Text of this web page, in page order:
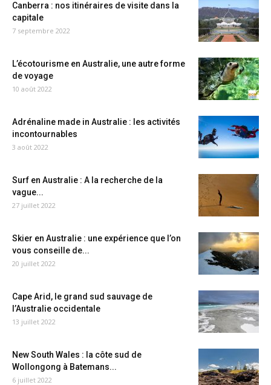
Canberra : nos itinéraires de visite dans la
capitale
7 septembre 2022
L’écotourisme en Australie, une autre forme
de voyage
10 août 2022
Adrénaline made in Australie : les activités
incontournables
3 août 2022
Surf en Australie : A la recherche de la
vague...
27 juillet 2022
Skier en Australie : une expérience que l’on
vous conseille de...
20 juillet 2022
Cape Arid, le grand sud sauvage de
l’Australie occidentale
13 juillet 2022
New South Wales : la côte sud de
Wollongong à Batemans...
6 juillet 2022